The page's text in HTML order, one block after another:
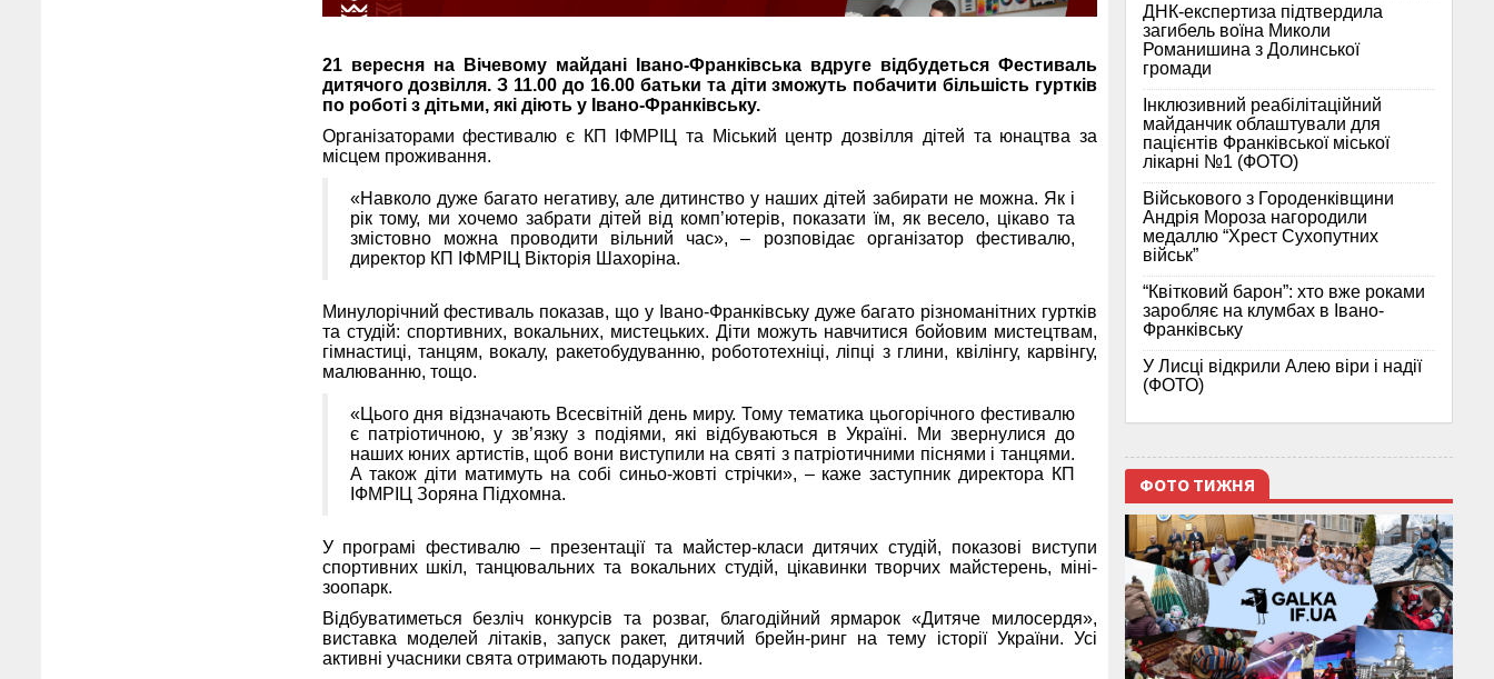
21 вересня на Вічевому майдані Івано-Франківська вдруге відбудеться Фестиваль
дитячого дозвілля. З 11.00 до 16.00 батьки та діти зможуть побачити більшість гуртків
по роботі з дітьми, які діють у Івано-Франківську.
Організаторами фестивалю є КП ІФМРІЦ та Міський центр дозвілля дітей та юнацтва за
місцем проживання.
«Навколо дуже багато негативу, але дитинство у наших дітей забирати не можна. Як і
рік тому, ми хочемо забрати дітей від комп’ютерів, показати їм, як весело, цікаво та
змістовно можна проводити вільний час», – розповідає організатор фестивалю,
директор КП ІФМРІЦ Вікторія Шахоріна.
Минулорічний фестиваль показав, що у Івано-Франківську дуже багато різноманітних гуртків
та студій: спортивних, вокальних, мистецьких. Діти можуть навчитися бойовим мистецтвам,
гімнастиці, танцям, вокалу, ракетобудуванню, робототехніці, ліпці з глини, квілінгу, карвінгу,
малюванню, тощо.
«Цього дня відзначають Всесвітній день миру. Тому тематика цьогорічного фестивалю
є патріотичною, у зв’язку з подіями, які відбуваються в Україні. Ми звернулися до
наших юних артистів, щоб вони виступили на святі з патріотичними піснями і танцями.
А також діти матимуть на собі синьо-жовті стрічки», – каже заступник директора КП
ІФМРІЦ Зоряна Підхомна.
У програмі фестивалю – презентації та майстер-класи дитячих студій, показові виступи
спортивних шкіл, танцювальних та вокальних студій, цікавинки творчих майстерень, міні-
зоопарк.
Відбуватиметься безліч конкурсів та розваг, благодійний ярмарок «Дитяче милосердя»,
виставка моделей літаків, запуск ракет, дитячий брейн-ринг на тему історії України. Усі
активні учасники свята отримають подарунки.
ДНК-експертиза підтвердила
загибель воїна Миколи
Романишина з Долинської
громади
Інклюзивний реабілітаційний
майданчик облаштували для
пацієнтів Франківської міської
лікарні №1 (ФОТО)
Військового з Городенківщини
Андрія Мороза нагородили
медаллю “Хрест Сухопутних
військ”
“Квітковий барон”: хто вже роками
заробляє на клумбах в Івано-
Франківську
У Лисці відкрили Алею віри і надії
(ФОТО)
ФОТО ТИЖНЯ